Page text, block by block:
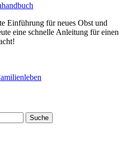
Einführung für neues Obst und
eine schnelle Anleitung für einen